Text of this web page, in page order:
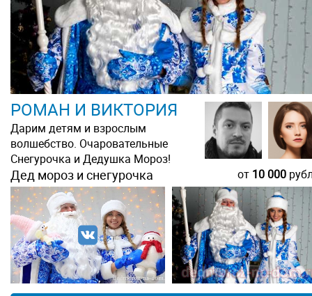
РОМАН И ВИКТОРИЯ
Дарим детям и взрослым
волшебство. Очаровательные
Снегурочка и Дедушка Мороз!
Дед мороз и снегурочка от 10 000